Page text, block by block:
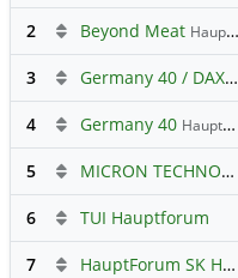
2 Beyond Meat Hauptdiskussion
3 Germany 40 / DAX Prognose
4 Germany 40 Hauptdiskussion
5 MICRON TECHNOLOGY
6 TUI Hauptforum
7 HauptForum SK HYNIC